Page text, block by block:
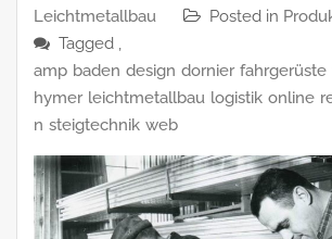
Leichtmetallbau
Posted in
Tagged ,
amp baden design dornier fahrgerüste
hymer leichtmetallbau logistik online
n steigtechnik web